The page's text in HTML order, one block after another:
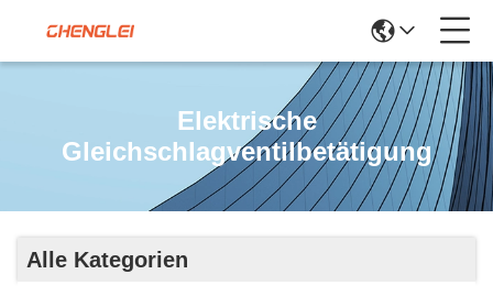
Elektrische
Gleichschlagventilbetätigung
Alle Kategorien